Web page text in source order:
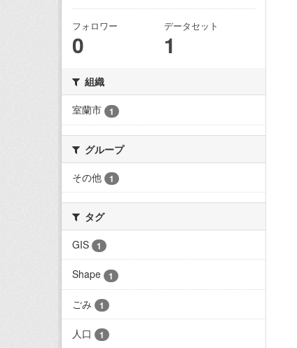
フォロワー
0
データセット
1
組織
室蘭市
1
グループ
その他
1
タグ
GIS
1
Shape 1
ごみ 1
人口 1